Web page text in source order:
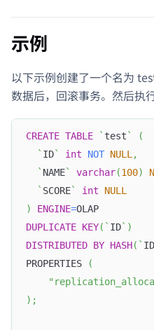
示例
以下示例创建了一个名为
数据后，回滚事务。然后执
CREATE TABLE ` test `
(
` ID` int NOT NULL,
` NAME` varchar(100)
` SCORE` int
NULL
)
ENGINE=OLAP
DUPLICATE KEY( ` ID` )
DISTRIBUTED BY HASH( ` ID
PROPERTIES
(
) ;